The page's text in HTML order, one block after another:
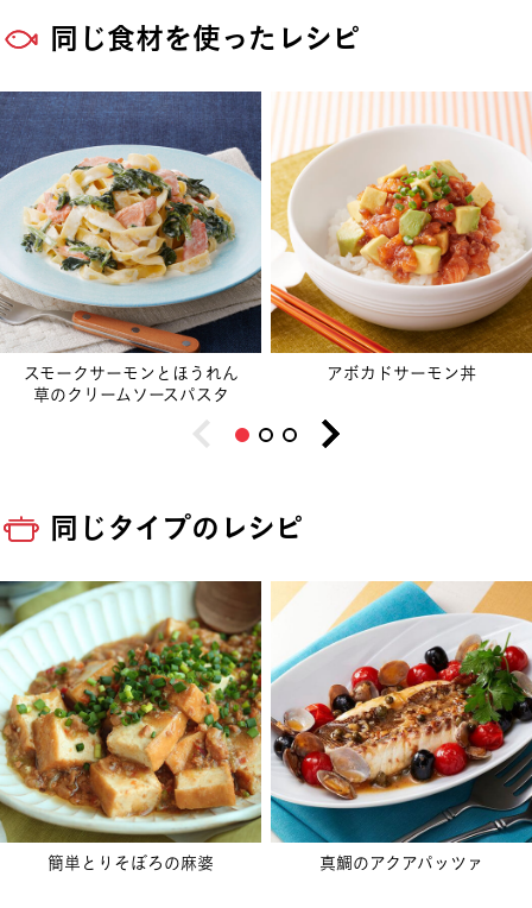
同じ食材を使ったレシピ
スモークサーモンとほうれん
草のクリームソースパスタ
アボカドサーモン丼
同じタイプのレシピ
簡単とりそぼろの麻婆 真鯛のアクアパッツァ